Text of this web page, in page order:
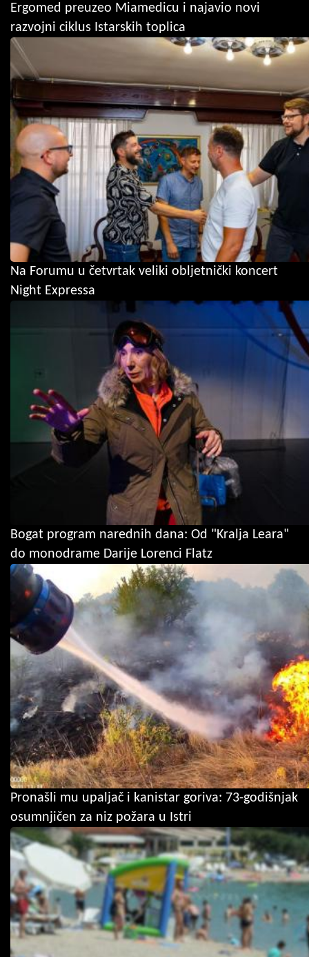
Ergomed preuzeo Miamedicu i najavio novi
razvojni ciklus Istarskih toplica
Na Forumu u četvrtak veliki obljetnički koncert
Night Expressa
Bogat program narednih dana: Od "Kralja Leara"
do monodrame Darije Lorenci Flatz
Pronašli mu upaljač i kanistar goriva: 73-godišnjak
osumnjičen za niz požara u Istri